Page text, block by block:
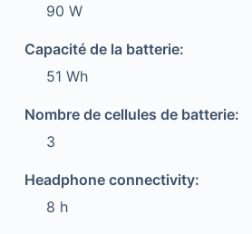
90 W
Capacité de la batterie:
51 Wh
Nombre de cellules de batterie:
3
Headphone connectivity:
8 h